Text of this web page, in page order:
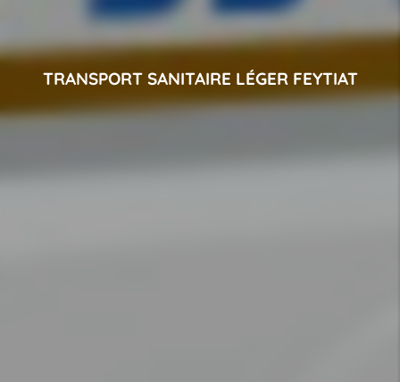
TRANSPORT SANITAIRE LÉGER FEYTIAT